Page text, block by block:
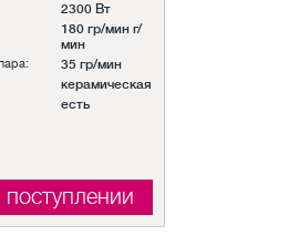
2300 Вт
180 гр/мин г/
мин
35 гр/мин
керамическая
есть